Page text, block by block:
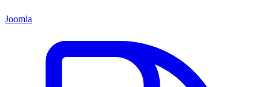
Joomla